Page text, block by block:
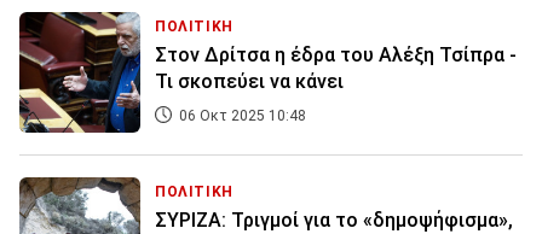
ΠΟΛΙΤΙΚΗ
Στον Δρίτσα η έδρα του Αλέξη Τσίπρα -
Τι σκοπεύει να κάνει
06 Οκτ 2025 10:48
ΠΟΛΙΤΙΚΗ
ΣΥΡΙΖΑ: Τριγμοί για το «δημοψήφισμα»,